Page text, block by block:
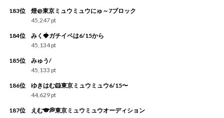
183位
燈@東京ミュウミュウにゅ～7ブロック
45,247 pt
184位
みく🍓ガチイベは6/15から
45,134 pt
185位
みゅう/
45,133 pt
186位
ゆきはむ🐹東京ミュウミュウ6/15〜
44,629 pt
187位
えむ🐨💭東京ミュウミュウオーディション